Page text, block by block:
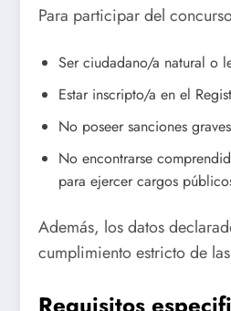
Para participar del
Ser ciudadano/a natural o
Estar inscripto/a en el
No poseer sanciones
No encontrarse
para ejercer cargos
Además, los datos
cumplimiento estricto de